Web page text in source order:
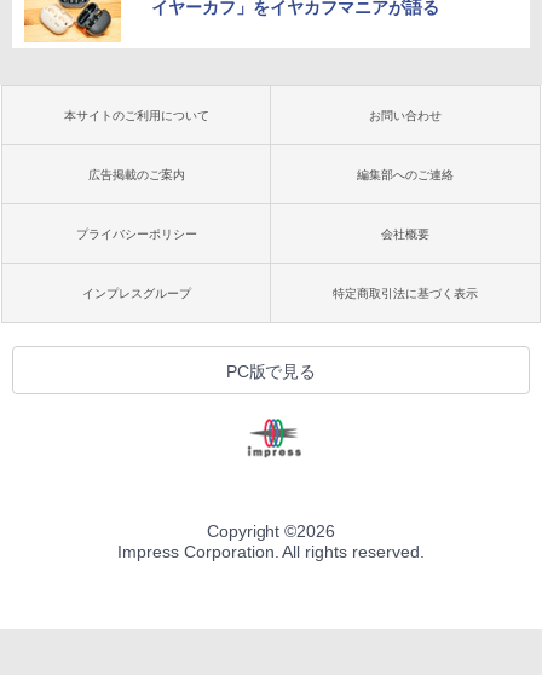
イヤーカフ」をイヤカフマニアが語る
本サイトのご利用について お問い合わせ
広告掲載のご案内 編集部へのご連絡
プライバシーポリシー 会社概要
インプレスグループ 特定商取引法に基づく表示
PC版で見る
Copyright ©2026
Impress Corporation. All rights reserved.